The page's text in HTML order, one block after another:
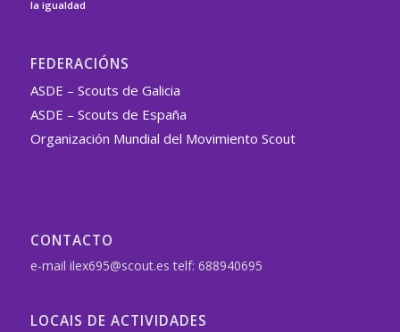
la igualdad
FEDERACIÓNS
ASDE – Scouts de Galicia
ASDE – Scouts de España
Organización Mundial del Movimiento Scout
CONTACTO
e-mail ilex695@scout.es telf: 688940695
LOCAIS DE ACTIVIDADES